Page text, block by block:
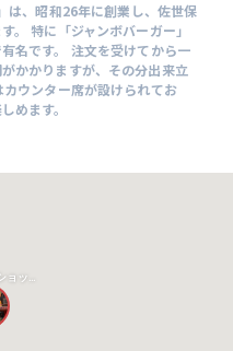
は、昭和26年に創業し、佐世保
。 特に「ジャンボバーガー」
名です。 注文を受けてから一
かかりますが、その分出来立
ウンター席が設けられてお
めます。